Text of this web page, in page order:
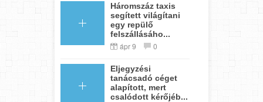
Háromszáz taxis
segített világítani
egy repülő
felszállásáho...
ápr 9 0
Eljegyzési
tanácsadó céget
alapított, mert
csalódott kérőjéb...